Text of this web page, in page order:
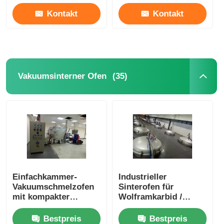
Kontakt Kontakt
Vakuumsinterner Ofen (35)
Einfachkammer-
Vakuumschmelzofen
mit kompakter
vertikaler Struktur
Bestpreis
Industrieller
Sinterofen für
Wolframkarbid /
großer
Graphitisierungsofen
Bestpreis